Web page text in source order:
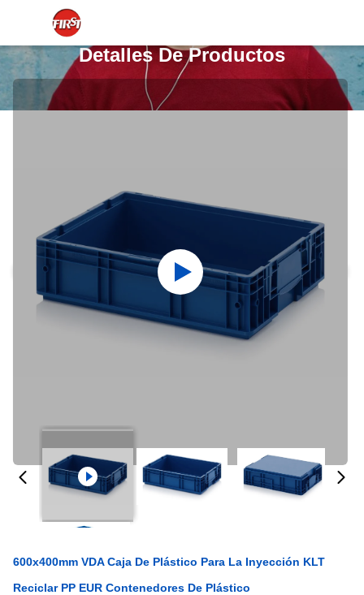
Detalles De Productos
600x400mm VDA Caja De Plástico Para La Inyección KLT
Reciclar PP EUR Contenedores De Plástico